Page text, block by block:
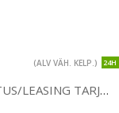
24H
(ALV VÄH. KELP.)
LUISKAKAUHA* RASVARI